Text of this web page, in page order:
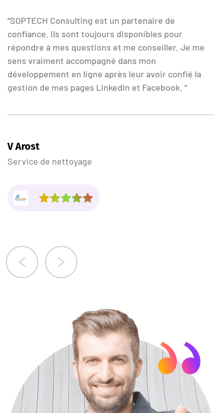
“SOPTECH Consulting est un partenaire de
confiance. Ils sont toujours disponibles pour
répondre à mes questions et me conseiller. Je me
sens vraiment accompagné dans mon
développement en ligne après leur avoir confié la
gestion de mes pages LinkedIn et Facebook. “
V Arost
Service de nettoyage